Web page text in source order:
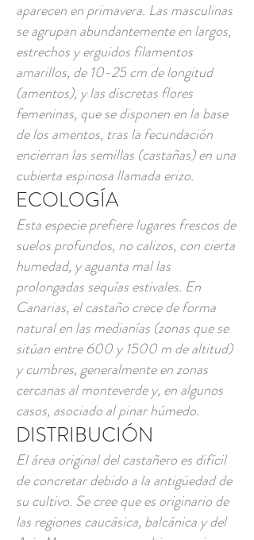
aparecen en primavera. Las masculinas
se agrupan abundantemente en largos,
estrechos y erguidos filamentos
amarillos, de 10-25 cm de longitud
(amentos), y las discretas flores
femeninas, que se disponen en la base
de los amentos, tras la fecundación
encierran las semillas (castañas) en una
cubierta espinosa llamada erizo.
ECOLOGÍA
Esta especie prefiere lugares frescos de
suelos profundos, no calizos, con cierta
humedad, y aguanta mal las
prolongadas sequías estivales. En
Canarias, el castaño crece de forma
natural en las medianías (zonas que se
sitúan entre 600 y 1500 m de altitud)
y cumbres, generalmente en zonas
cercanas al monteverde y, en algunos
casos, asociado al pinar húmedo.
DISTRIBUCIÓN
El área original del castañero es difícil
de concretar debido a la antigüedad de
su cultivo. Se cree que es originario de
las regiones caucásica, balcánica y del